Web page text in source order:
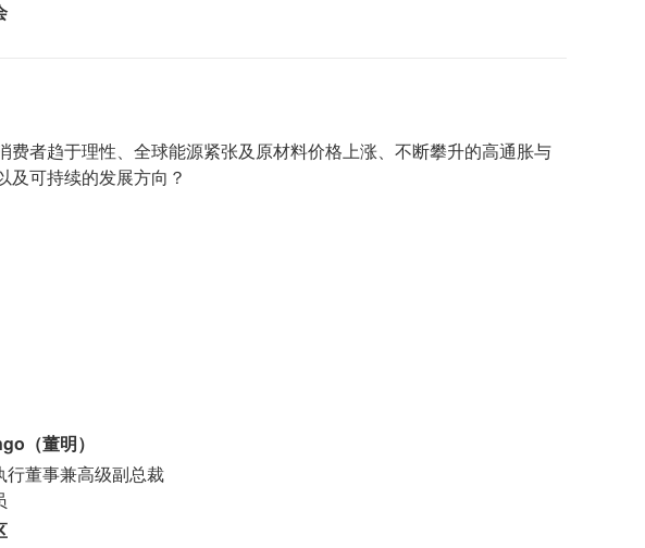
者趋于理性、全球能源紧张及原材料价格上涨、不断攀升的高通胀与
及可持续的发展方向？
（董明）
行董事兼高级副总裁